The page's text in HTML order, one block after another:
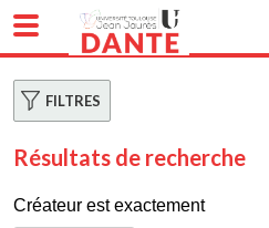
FILTRES
Résultats de recherche
Créateur est exactement